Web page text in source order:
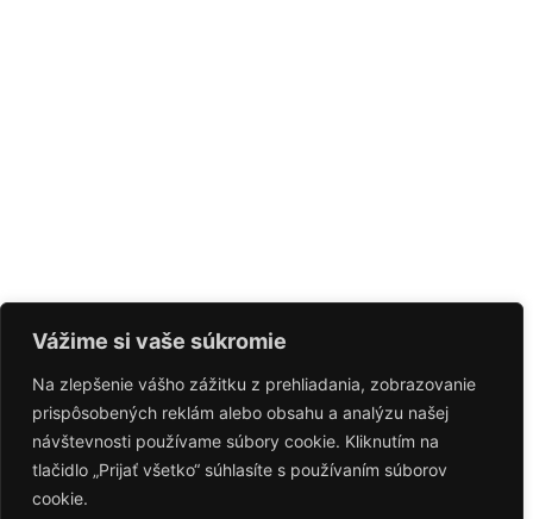
Vážime si vaše súkromie
Na zlepšenie vášho zážitku z prehliadania, zobrazovanie
prispôsobených reklám alebo obsahu a analýzu našej
návštevnosti používame súbory cookie. Kliknutím na
tlačidlo „Prijať všetko“ súhlasíte s používaním súborov
cookie.